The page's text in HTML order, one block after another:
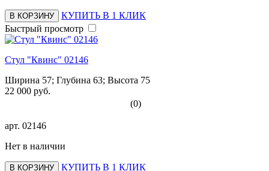
В КОРЗИНУ
КУПИТЬ В 1 КЛИК
Быстрый просмотр
Стул "Квинс" 02146
Ширина 57; Глубина 63; Высота 75
22 000 руб.
(0)
арт. 02146
Нет в наличии
В КОРЗИНУ
КУПИТЬ В 1 КЛИК